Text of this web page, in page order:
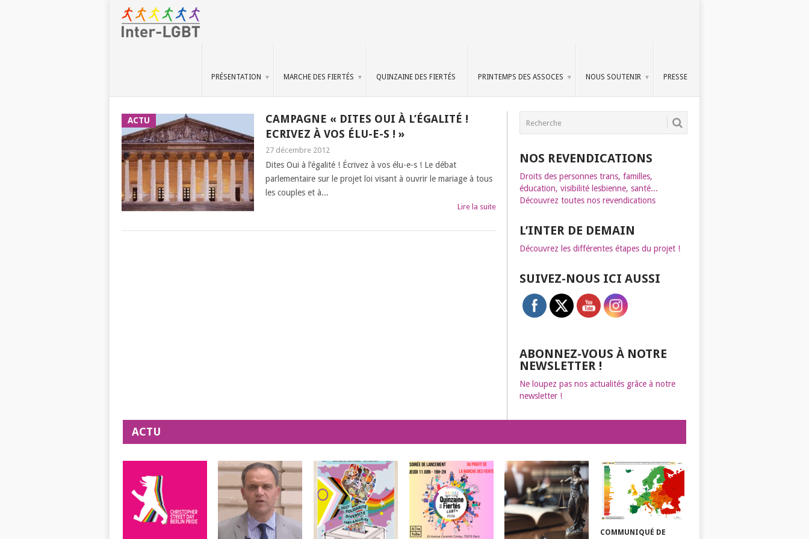
PRÉSENTATION MARCHE DES FIERTÉS QUINZAINE DES FIERTÉS PRINTEMPS DES ASSOCES NOUS SOUTENIR PRESSE
ACTU
CAMPAGNE « DITES OUI À L’ÉGALITÉ !
ECRIVEZ À VOS ÉLU-E-S ! »
27 décembre 2012
Dites Oui à l’égalité ! Écrivez à vos élu-e-s ! Le débat
parlementaire sur le projet loi visant à ouvrir le mariage à tous
les couples et à...
Lire la suite
NOS REVENDICATIONS
Droits des personnes trans, familles,
éducation, visibilité lesbienne, santé...
Découvrez toutes nos revendications
L’INTER DE DEMAIN
Découvrez les différentes étapes du projet !
SUIVEZ-NOUS ICI AUSSI
ABONNEZ-VOUS À NOTRE
NEWSLETTER !
Ne loupez pas nos actualités grâce à notre
newsletter !
ACTU
COMMUNIQUÉ DE